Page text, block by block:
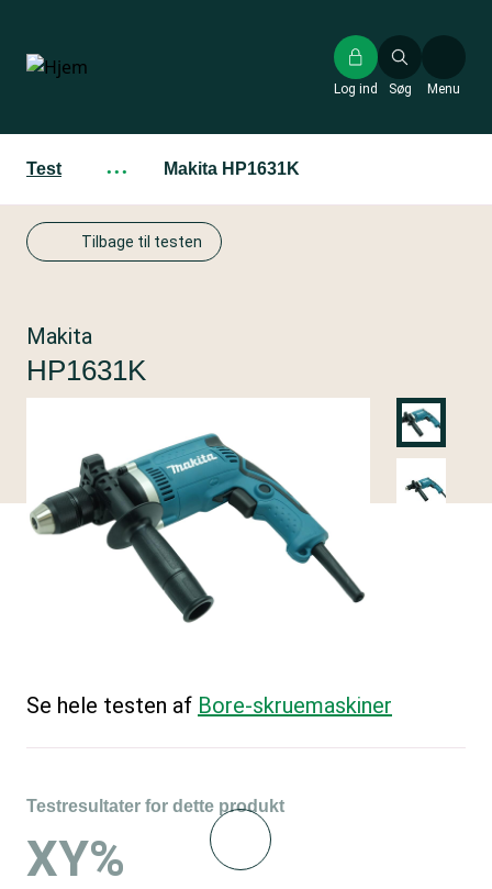
hovedindhold
Søg
Log ind Menu
Test ··· Makita HP1631K
Tilbage til testen
Makita
HP1631K
Se hele testen af Bore-skruemaskiner
Testresultater for dette produkt
XY%